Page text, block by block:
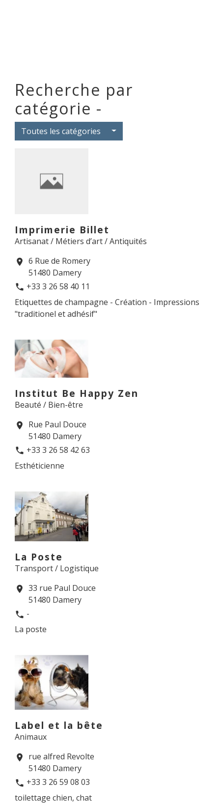
Recherche par
catégorie -
Toutes les catégories
Imprimerie Billet
Artisanat / Métiers d’art / Antiquités
location_on 6 Rue de Romery
51480 Damery
phone +33 3 26 58 40 11
Etiquettes de champagne - Création - Impressions
"traditionel et adhésif"
Institut Be Happy Zen
Beauté / Bien-être
location_on
Rue Paul Douce
51480 Damery
phone +33 3 26 58 42 63
Esthéticienne
La Poste
Transport / Logistique
location_on 33 rue Paul Douce
51480 Damery
phone -
La poste
Label et la bête
Animaux
location_on
rue alfred Revolte
51480 Damery
phone +33 3 26 59 08 03
toilettage chien, chat